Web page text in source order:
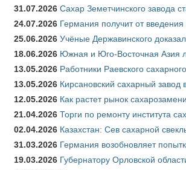
31.07.2026 Сахар Земетчинского завода
24.07.2026 Германия получит от
25.06.2026 Учёные Державинского
18.06.2026 Южная и Юго-Восточная Азия
13.05.2026 Работники Раевского
13.05.2026 Кирсановский сахарный завод
12.05.2026 Как растет рынок
21.04.2026 Торги по ремонту института
02.04.2026 Казахстан: Сев сахарной
31.03.2026 Германия возобновляет
19.03.2026 Губернатору Орловской